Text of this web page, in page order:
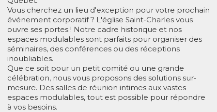
Vous cherchez un lieu d'exception pour votre prochain
événement corporatif ? L'église Saint-Charles vous
ouvre ses portes ! Notre cadre historique et nos
espaces modulables sont parfaits pour organiser des
séminaires, des conférences ou des réceptions
inoubliables.
Que ce soit pour un petit comité ou une grande
célébration, nous vous proposons des solutions sur-
mesure. Des salles de réunion intimes aux vastes
espaces modulables, tout est possible pour répondre
à vos besoins.